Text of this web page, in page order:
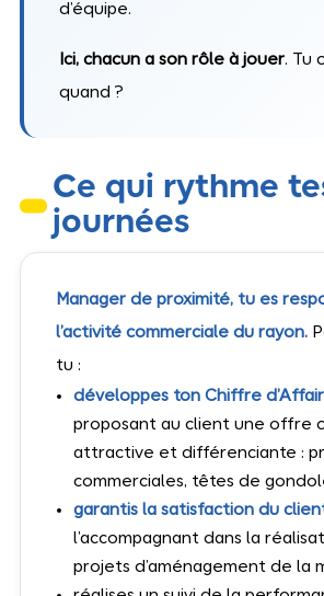
d’équipe.
Ici, chacun a son rôle à jouer. Tu
quand ?
Ce qui rythme
journées
Manager de proximité, tu es
l’activité commerciale du rayon.
tu :
développes ton Chiffre
proposant au client une offre
attractive et différenciante :
commerciales, têtes de
garantis la satisfaction du
l’accompagnant dans la
projets d’aménagement de la